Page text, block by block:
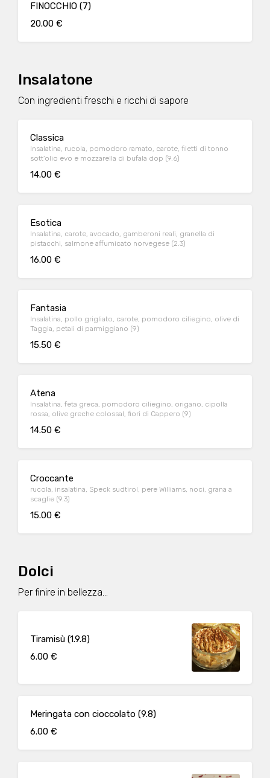
FINOCCHIO (7)
20.00 €
Insalatone
Con ingredienti freschi e ricchi di sapore
Classica
Insalatina, rucola, pomodoro ramato, carote, filetti di tonno
sott'olio evo e mozzarella di bufala dop (9.6)
14.00 €
Esotica
Insalatina, carote, avocado, gamberoni reali, granella di
pistacchi, salmone affumicato norvegese (2.3)
16.00 €
Fantasia
Insalatina, pollo grigliato, carote, pomodoro ciliegino, olive di
Taggia, petali di parmiggiano (9)
15.50 €
Atena
Insalatina, feta greca, pomodoro ciliegino, origano, cipolla
rossa, olive greche colossal, fiori di Cappero (9)
14.50 €
Croccante
rucola, insalatina, Speck sudtirol, pere Williams, noci, grana a
scaglie (9.3)
15.00 €
Dolci
Per finire in bellezza...
Tiramisù (1.9.8)
6.00 €
Meringata con cioccolato (9.8)
6.00 €